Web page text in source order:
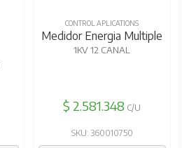
CONTROL APLICATIONS
Medidor Energia Multiple
1KV 12 CANAL
$ 2.581.348 C/U
SKU: 360010750